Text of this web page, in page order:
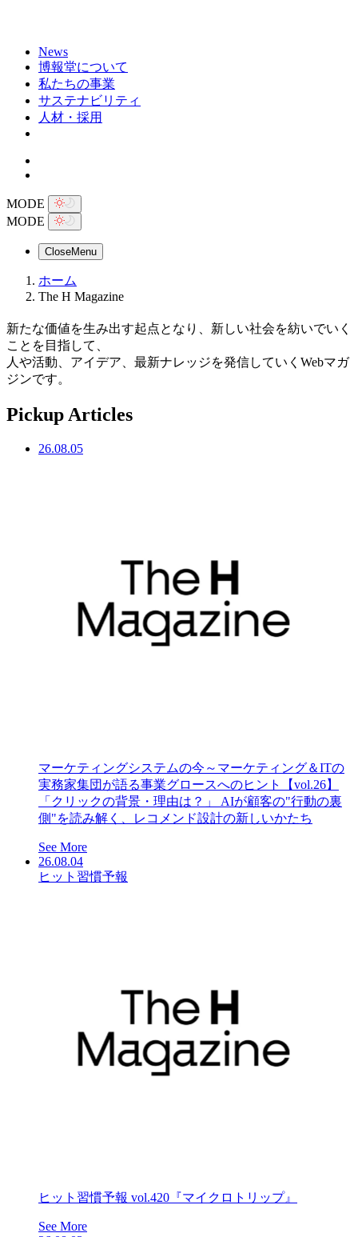
News
博報堂について
私たちの事業
サステナビリティ
人材・採用
MODE
MODE
CloseMenu
ホーム
The H Magazine
新たな価値を生み出す起点となり、新しい社会を紡いでいく
ことを目指して、
人や活動、アイデア、最新ナレッジを発信していくWebマガ
ジンです。
Pickup Articles
26.08.05
マーケティングシステムの今～マーケティング＆ITの
実務家集団が語る事業グロースへのヒント【vol.26】
「クリックの背景・理由は？」 AIが顧客の"行動の裏
側"を読み解く、レコメンド設計の新しいかたち
See More
26.08.04
ヒット習慣予報
ヒット習慣予報 vol.420『マイクロトリップ』
See More